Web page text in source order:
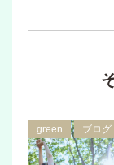
green ブログ